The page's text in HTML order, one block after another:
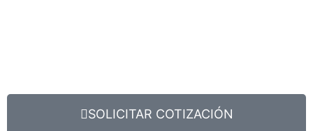
SOLICITAR COTIZACIÓN